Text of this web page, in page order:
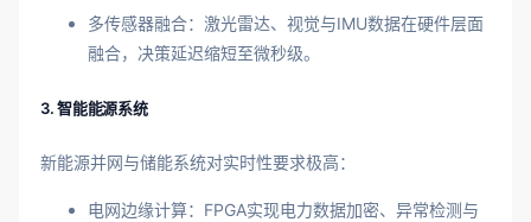
多传感器融合：激光雷达、视觉与IMU数据在硬件层面
融合，决策延迟缩短至微秒级。
3. 智能能源系统
新能源并网与储能系统对实时性要求极高：
电网边缘计算：FPGA实现电力数据加密、异常检测与